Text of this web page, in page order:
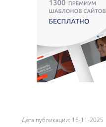
Дата публикации: 16-11-